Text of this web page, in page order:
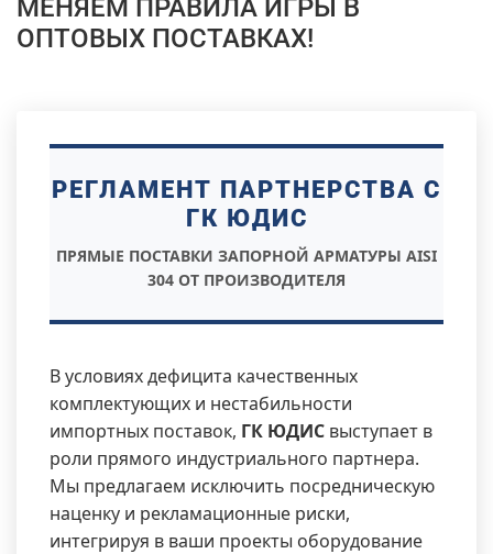
МЕНЯЕМ ПРАВИЛА ИГРЫ В
ОПТОВЫХ ПОСТАВКАХ!
РЕГЛАМЕНТ ПАРТНЕРСТВА С
ГК ЮДИС
ПРЯМЫЕ ПОСТАВКИ ЗАПОРНОЙ АРМАТУРЫ AISI
304 ОТ ПРОИЗВОДИТЕЛЯ
В условиях дефицита качественных
комплектующих и нестабильности
импортных поставок, ГК ЮДИС выступает в
роли прямого индустриального партнера.
Мы предлагаем исключить посредническую
наценку и рекламационные риски,
интегрируя в ваши проекты оборудование